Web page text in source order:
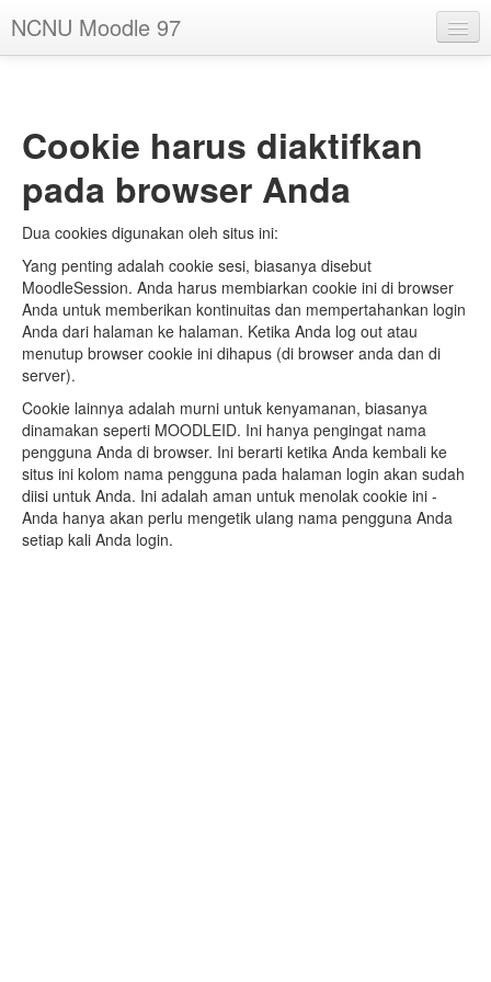
NCNU Moodle 97
Cookie harus diaktifkan
pada browser Anda
Dua cookies digunakan oleh situs ini:
Yang penting adalah cookie sesi, biasanya disebut
MoodleSession. Anda harus membiarkan cookie ini di browser
Anda untuk memberikan kontinuitas dan mempertahankan login
Anda dari halaman ke halaman. Ketika Anda log out atau
menutup browser cookie ini dihapus (di browser anda dan di
server).
Cookie lainnya adalah murni untuk kenyamanan, biasanya
dinamakan seperti MOODLEID. Ini hanya pengingat nama
pengguna Anda di browser. Ini berarti ketika Anda kembali ke
situs ini kolom nama pengguna pada halaman login akan sudah
diisi untuk Anda. Ini adalah aman untuk menolak cookie ini -
Anda hanya akan perlu mengetik ulang nama pengguna Anda
setiap kali Anda login.